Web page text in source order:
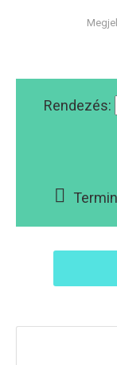
Rendezés: